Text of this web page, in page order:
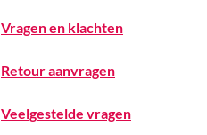
Vragen en klachten
Retour aanvragen
Veelgestelde vragen